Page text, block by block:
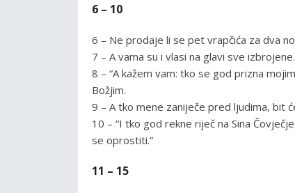
6 – 10
6 – Ne prodaje li se pet vrapčića za dva
7 – A vama su i vlasi na glavi sve
8 – “A kažem vam: tko se god prizna
Božjim.
9 – A tko mene zaniječe pred ljudima, bit
10 – “I tko god rekne riječ na Sina
se oprostiti.”
11 – 15